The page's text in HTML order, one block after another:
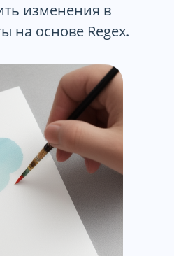
изменения в
на основе Regex.